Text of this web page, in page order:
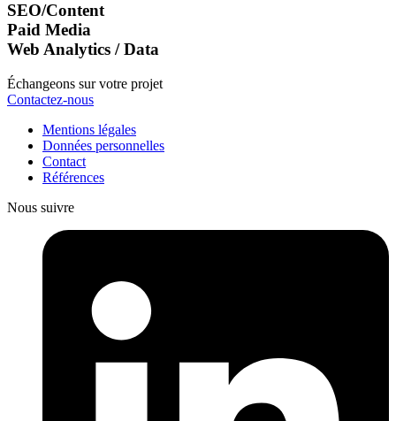
SEO/Content
Paid Media
Web Analytics / Data
Échangeons sur votre projet
Contactez-nous
Mentions légales
Données personnelles
Contact
Références
Nous suivre